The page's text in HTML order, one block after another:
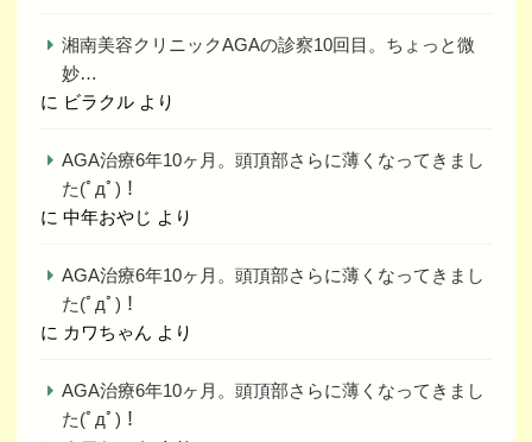
湘南美容クリニックAGAの診察10回目。ちょっと微
妙…
に ビラクル より
AGA治療6年10ヶ月。頭頂部さらに薄くなってきまし
た(ﾟдﾟ)！
に 中年おやじ より
AGA治療6年10ヶ月。頭頂部さらに薄くなってきまし
た(ﾟдﾟ)！
に カワちゃん より
AGA治療6年10ヶ月。頭頂部さらに薄くなってきまし
た(ﾟдﾟ)！